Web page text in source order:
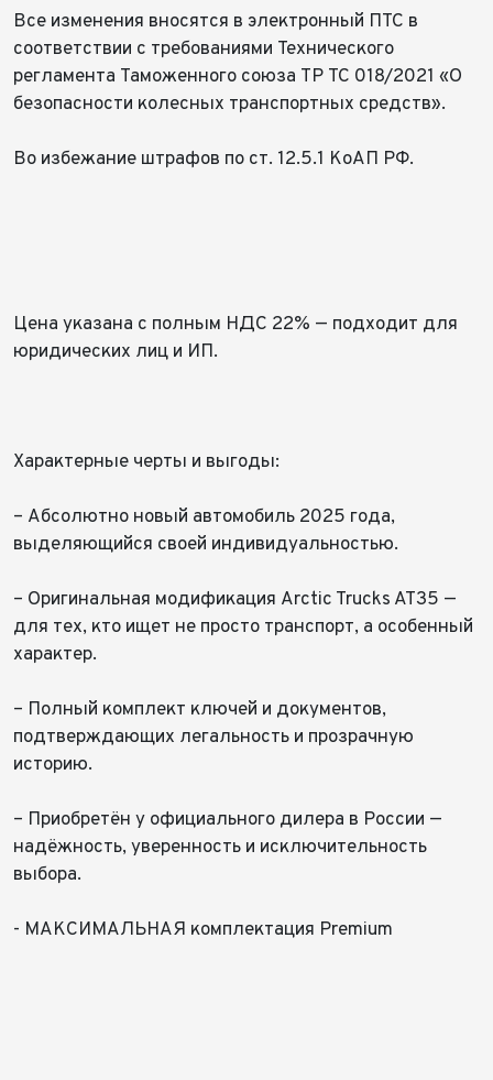
Все изменения вносятся в электронный ПТС в
соответствии с требованиями Технического
регламента Таможенного союза ТР ТС 018/2021 «О
безопасности колесных транспортных средств».
Во избежание штрафов по ст. 12.5.1 КоАП РФ.
Цена указана с полным НДС 22% — подходит для
юридических лиц и ИП.
Характерные черты и выгоды:
– Абсолютно новый автомобиль 2025 года,
выделяющийся своей индивидуальностью.
– Оригинальная модификация Arctic Trucks AT35 —
для тех, кто ищет не просто транспорт, а особенный
характер.
– Полный комплект ключей и документов,
подтверждающих легальность и прозрачную
историю.
– Приобретён у официального дилера в России —
надёжность, уверенность и исключительность
выбора.
- МАКСИМАЛЬНАЯ комплектация Premium